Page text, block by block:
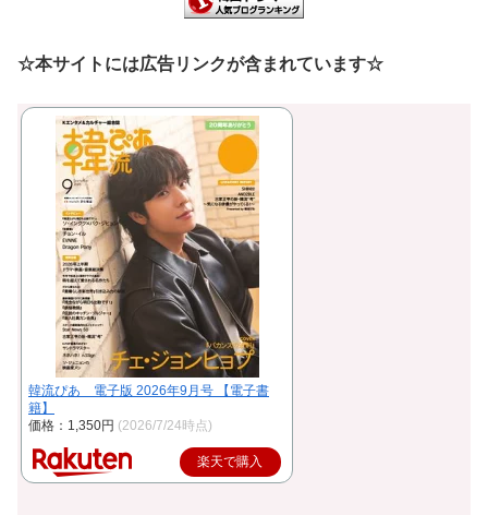
☆本サイトには広告リンクが含まれています☆
韓流ぴあ 電子版 2026年9月号 【電子書
籍】
価格：1,350円 (2026/7/24時点)
楽天で購入